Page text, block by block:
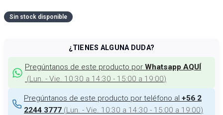
Sin stock disponible
¿TIENES ALGUNA DUDA?
Pregúntanos de este producto por Whatsapp AQUÍ
(Lun. - Vie. 10:30 a 14:30 - 15:00 a 19:00)
Pregúntanos de este producto por teléfono al +56 2
2244 3777 (Lun. - Vie. 10:30 a 14:30 - 15:00 a 19:00)